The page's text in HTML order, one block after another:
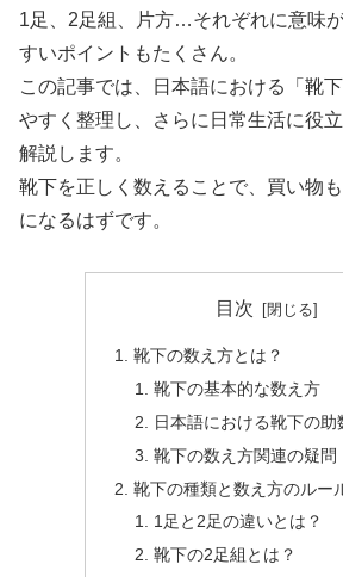
1足、2足組、片方…それぞれに意味
すいポイントもたくさん。
この記事では、日本語における「靴
やすく整理し、さらに日常生活に役
解説します。
靴下を正しく数えることで、買い物
になるはずです。
目次
靴下の数え方とは？
靴下の基本的な数え方
日本語における靴下の助
靴下の数え方関連の疑問
靴下の種類と数え方のルー
1足と2足の違いとは？
靴下の2足組とは？